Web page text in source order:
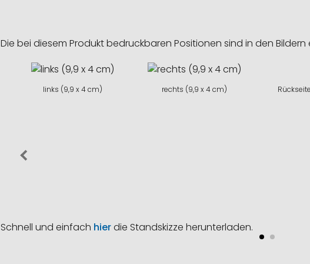
Die bei diesem Produkt bedruckbaren Positionen sind in den
links (9,9 x 4 cm) rechts (9,9 x 4 cm)
Schnell und einfach hierdie Standskizze herunterladen.